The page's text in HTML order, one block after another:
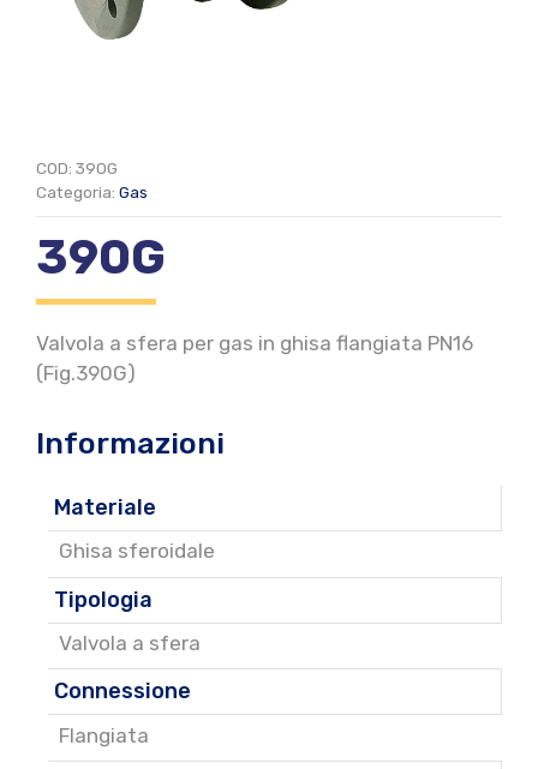
COD: 390G
Categoria: Gas
390G
Valvola a sfera per gas in ghisa flangiata PN16
(Fig.390G)
Informazioni
Materiale
Ghisa sferoidale
Tipologia
Valvola a sfera
Connessione
Flangiata